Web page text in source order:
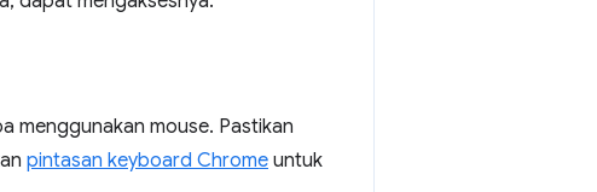
menggunakan mouse. Pastikan
pintasan keyboard Chrome untuk